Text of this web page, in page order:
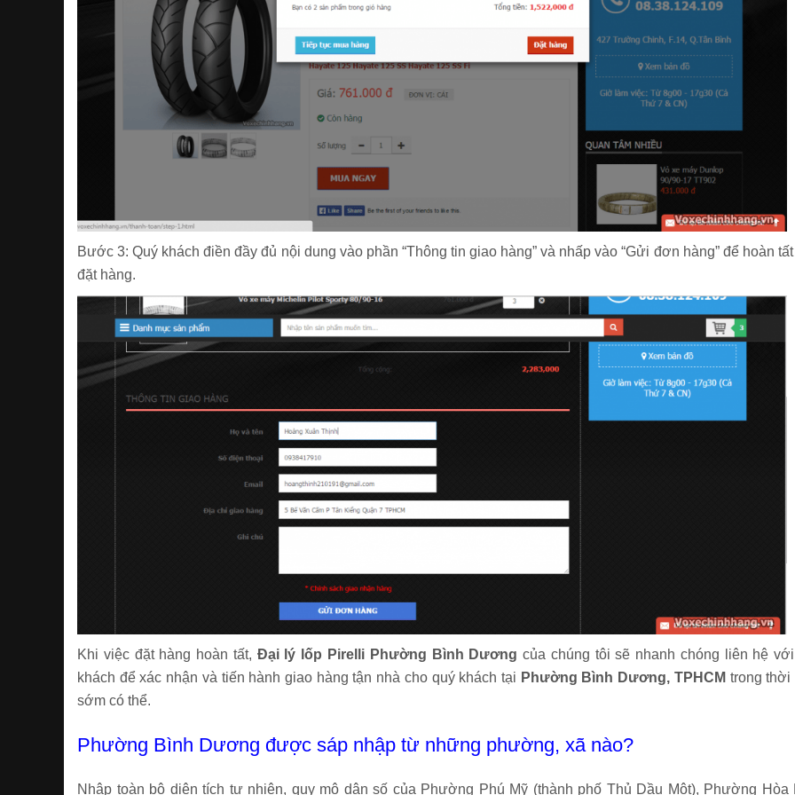
Bước 3: Quý khách điền đầy đủ nội dung vào phần “Thông tin giao hàng” và nhấp vào “Gửi đơn hàng” để hoàn
đặt hàng.
Khi việc đặt hàng hoàn tất, Đại lý lốp Pirelli Phường Bình Dương của chúng tôi sẽ nhanh chóng liên hệ
khách để xác nhận và tiến hành giao hàng tận nhà cho quý khách tại Phường Bình Dương, TPHCM trong thời
sớm có thể.
Phường Bình Dương được sáp nhập từ những phường, xã nào?
Nhập toàn bộ diện tích tự nhiên, quy mô dân số của Phường Phú Mỹ (thành phố Thủ Dầu Một), Phường Hòa